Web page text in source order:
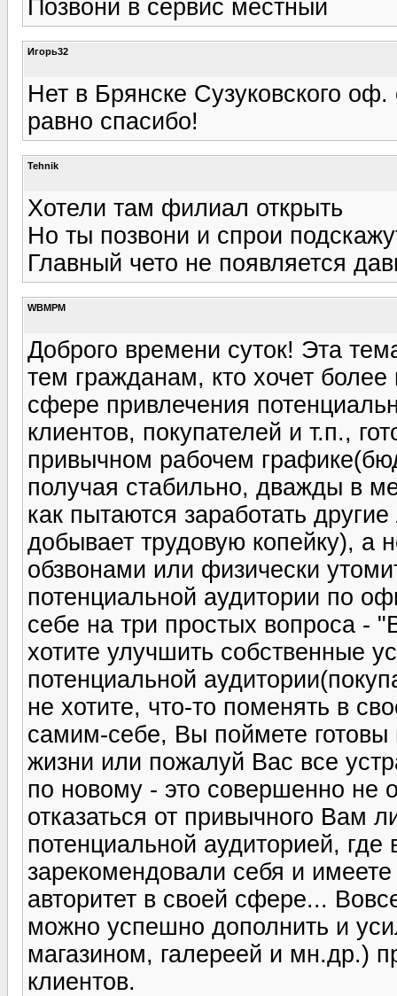
Позвони в сервис местный
Игорь32
Нет в Брянске Сузуковского
равно спасибо!
Tehnik
Хотели там филиал открыть
Но ты позвони и спрои
Главный чето не появляется
WBMPM
Доброго времени суток! Эта
тем гражданам, кто хочет
сфере привлечения
клиентов, покупателей и т.п.,
привычном рабочем
получая стабильно, дважды в
как пытаются заработать
добывает трудовую копейку), а
обзвонами или физически
потенциальной аудитории по
себе на три простых вопроса -
хотите улучшить собственные
потенциальной
не хотите, что-то поменять в
самим-себе, Вы поймете готовы
жизни или пожалуй Вас все
по новому - это совершенно не
отказаться от привычного Вам
потенциальной аудиторией,
зарекомендовали себя и
авторитет в своей сфере...
можно успешно дополнить и
магазином, галереей и мн.др.)
клиентов.